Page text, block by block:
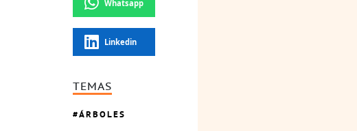
Whatsapp
Linkedin
TEMAS
ÁRBOLES